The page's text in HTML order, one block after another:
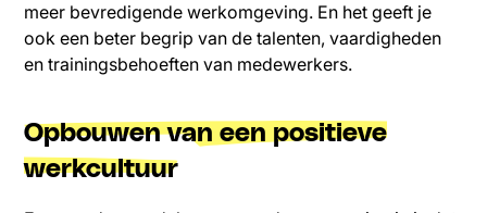
meer bevredigende werkomgeving. En het geeft je
ook een beter begrip van de talenten, vaardigheden
en trainingsbehoeften van medewerkers.
Opbouwen van een positieve
werkcultuur